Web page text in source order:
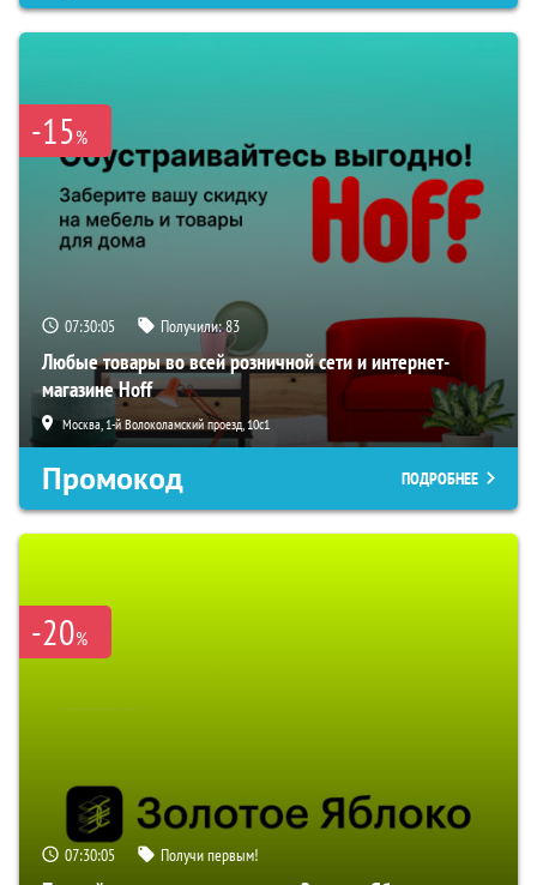
-15%
07:30:04 Получили:83
Любые товары во всей розничной сети и интернет-
магазине Hoff
Москва, 1-й Волоколамский проезд, 10с1
Промокод ПОДРОБНЕЕ
-20%
07:30:04 Получи первым!